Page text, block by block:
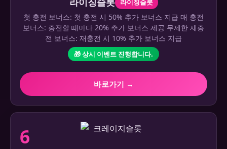
첫 충전 보너스: 첫 충전 시 50% 추가 보너스 지급 매 충전
보너스: 충전할 때마다 20% 추가 보너스 제공 무제한 재충
전 보너스: 재충전 시 10% 추가 보너스 지급
🎁 상시 이벤트 진행합니다.
바로가기 →
6